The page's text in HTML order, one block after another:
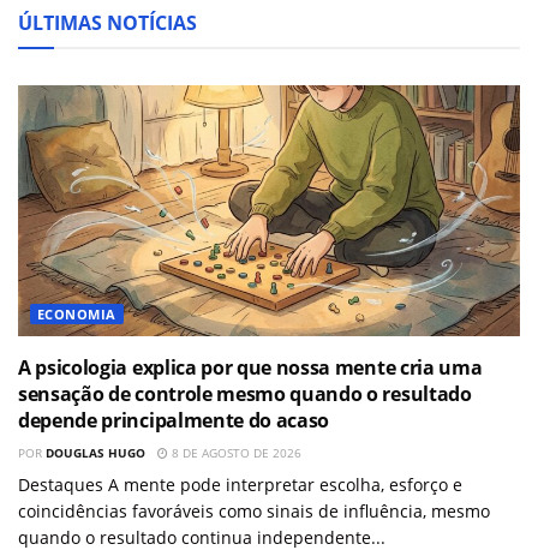
ÚLTIMAS NOTÍCIAS
ECONOMIA
A psicologia explica por que nossa mente cria uma
sensação de controle mesmo quando o resultado
depende principalmente do acaso
POR DOUGLAS HUGO 8 DE AGOSTO DE 2026
Destaques A mente pode interpretar escolha, esforço e
coincidências favoráveis como sinais de influência, mesmo
quando o resultado continua independente...